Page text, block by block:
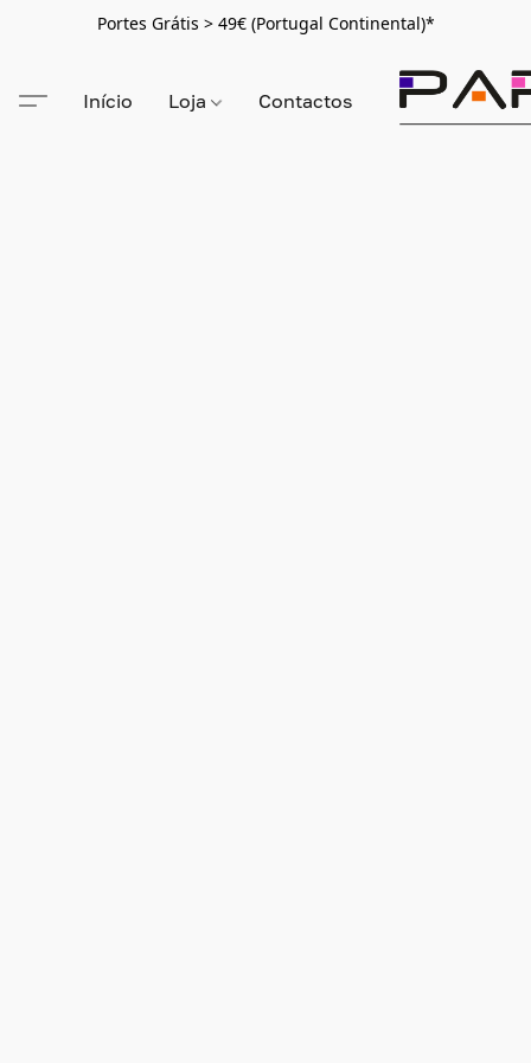
Portes Grátis > 49€ (Portugal Continental)*
Início Loja Contactos